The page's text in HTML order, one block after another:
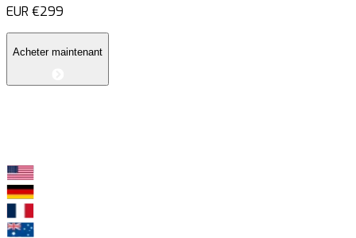
EUR €299
Acheter maintenant